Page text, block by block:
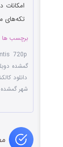
تکه‌های
برچسب ها
720p
گمشده
دانلود
شهر گمشده